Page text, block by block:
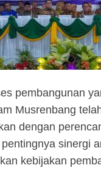
pembangunan
Musrenbang
dengan
sinergi
kebijakan